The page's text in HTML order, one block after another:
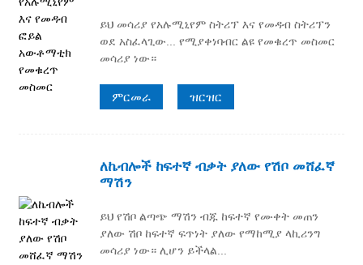
ይህ መሳሪያ የአሉሚኒየም ስትሪፕ እና የመዳብ ስትሪፕን
ወደ አስፈላጊው... የሚያቀነባብር ልዩ የመቁረጥ መስመር
መሳሪያ ነው።
ምርመራ ዝርዝር
ለኬብሎች ከፍተኛ ብቃት ያለው የሽቦ መሸፈኛ
ማሽን
ይህ የሽቦ ልጣጭ ማሽን ብጁ ከፍተኛ የሙቀት መጠን
ያለው ሽቦ ከፍተኛ ፍጥነት ያለው የማከሚያ ላኪሪንግ
መሳሪያ ነው። ሊሆን ይችላል...